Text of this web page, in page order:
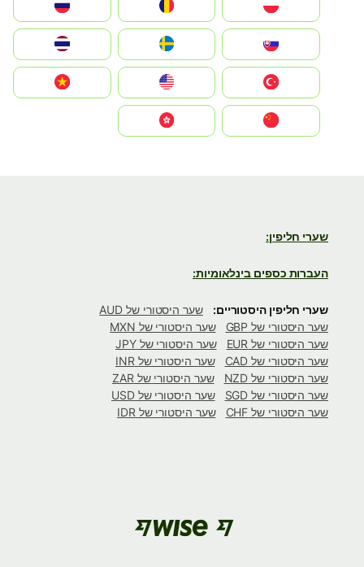
România
Slovensko
United States
Vietnam
שערי חליפין:
העברות כספים בינלאומיות:
שערי חליפין היסטוריים:
שער היסטורי של AUD
שער היסטורי של GBP
שער היסטורי של MXN
שער היסטורי של EUR
שער היסטורי של JPY
שער היסטורי של CAD
שער היסטורי של INR
שער היסטורי של NZD
שער היסטורי של ZAR
שער היסטורי של SGD
שער היסטורי של USD
שער היסטורי של CHF
שער היסטורי של IDR